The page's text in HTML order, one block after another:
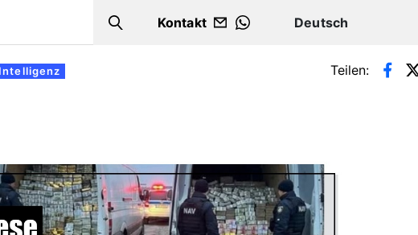
Search
Kontakt
WHATSAPP
Teilen: